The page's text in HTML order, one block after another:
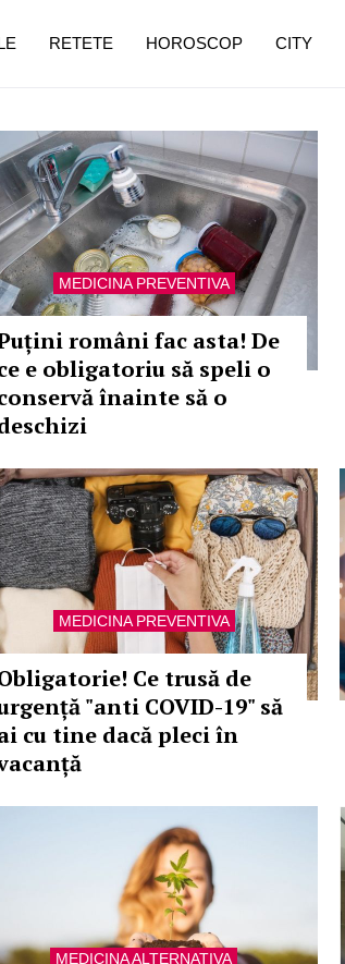
MEDICINA PREVENTIVA
români fac asta! De
e obligatoriu să speli o
înainte să o
MEDICINA PREVENTIVA
Ce trusă de
"anti COVID-19" să
cu tine dacă pleci în
MEDICINA ALTERNATIVA
RETETE HOROSCOP CITY
pe măsură ce înaintezi în vârstă